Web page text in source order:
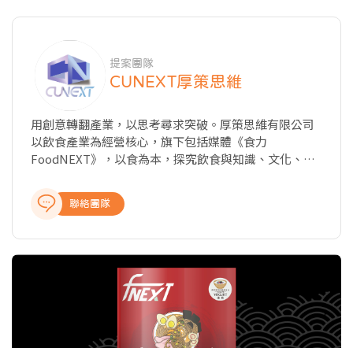
提案團隊
CUNEXT厚策思維
用創意轉翻產業，以思考尋求突破。厚策思維有限公司
以飲食產業為經營核心，旗下包括媒體《食力
FoodNEXT》，以食為本，探究飲食與知識、文化、商
態、飲食美學與文化、科學客觀的知識剖析、深入的報
導與專題製作，提供讀者完整全面的產業報導，讓關注
聯絡團隊